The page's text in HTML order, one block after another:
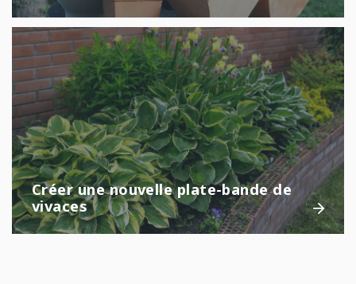
Créer une nouvelle plate-bande de
vivaces